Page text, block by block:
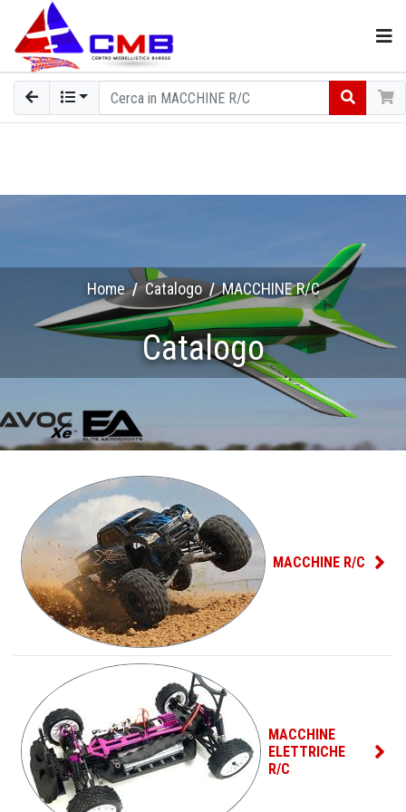
Home Catalogo MACCHINE R/C
Catalogo
MACCHINE R/C
MACCHINE
ELETTRICHE
R/C